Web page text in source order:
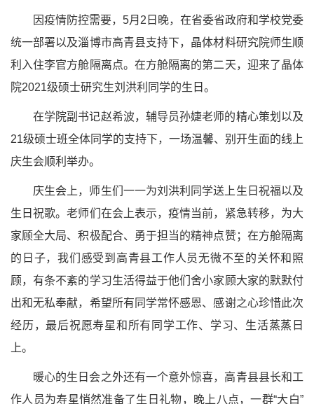
因疫情防控需要，5月2日晚，在省委省政府和学校党委
统一部署以及淄博市高青县支持下，晶体材料研究院师生顺
利入住李官方舱隔离点。在方舱隔离的第二天，迎来了晶体
院2021级硕士研究生刘洪利同学的生日。
在学院副书记赵希波，辅导员孙婕老师的精心策划以及
21级硕士班全体同学的支持下，一场温馨、别开生面的线上
庆生会顺利举办。
庆生会上，师生们一一为刘洪利同学送上生日祝福以及
生日祝歌。老师们在会上表示，疫情当前，紧急转移，为大
家顾全大局、积极配合、勇于担当的精神点赞；在方舱隔离
的日子，我们感受到高青县工作人员无微不至的关怀和照
顾，有条不紊的学习生活得益于他们舍小家顾大家的默默付
出和无私奉献，希望所有同学常怀感恩、感谢之心珍惜此次
经历，最后祝愿寿星和所有同学工作、学习、生活蒸蒸日
上。
暖心的生日会之外还有一个意外惊喜，高青县县长和工
作人员为寿星悄然准备了生日礼物，晚上八点，一群“大白”